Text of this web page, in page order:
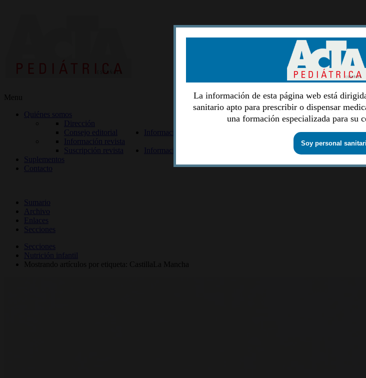
Menu
Quiénes somos
Dirección
Consejo editorial
Información lectores
Información revista
Suscripción revista
Información autores
Suplementos
Contacto
Sumario
Archivo
Enlaces
Secciones
Secciones
Nutrición infantil
Mostrando artículos por etiqueta: CastillaLa Mancha
La información de esta página web está
sanitario apto para prescribir o dispensar
una formación especializada para su
Soy personal